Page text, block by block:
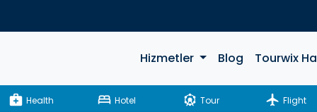
Hizmetler Blog Tourwix
medical_services Health bed Hotel attractions Tour flight Flight